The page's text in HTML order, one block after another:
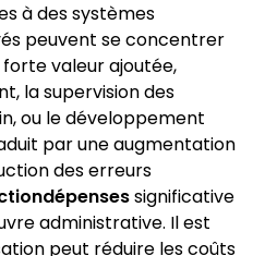
à des systèmes
peuvent se concentrer
valeur ajoutée,
la supervision des
ou le développement
par une augmentation
des erreurs
significative
administrative. Il est
peut réduire les coûts